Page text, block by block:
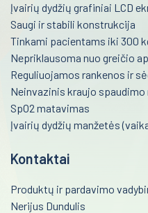
Pulmonologija ir
Skubi medicininė
Akušerija ir
Laborotorinė
Infekcinės ligos
Veloergometrijos sistemos
Automatiniai išoriniai
Encefalografai
Miografai
Kraujo maišytuvai-
Įvairių dydžių grafiniai LCD
Saugi ir stabili konstrukcija
Tinkami pacientams iki 300
Nepriklausoma nuo greičio
Reguliuojamos rankenos ir
Neinvazinis kraujo
SpO2 matavimas
Įvairių dydžių manžetės
Kontaktai
Produktų ir pardavimo
Nerijus Dundulis